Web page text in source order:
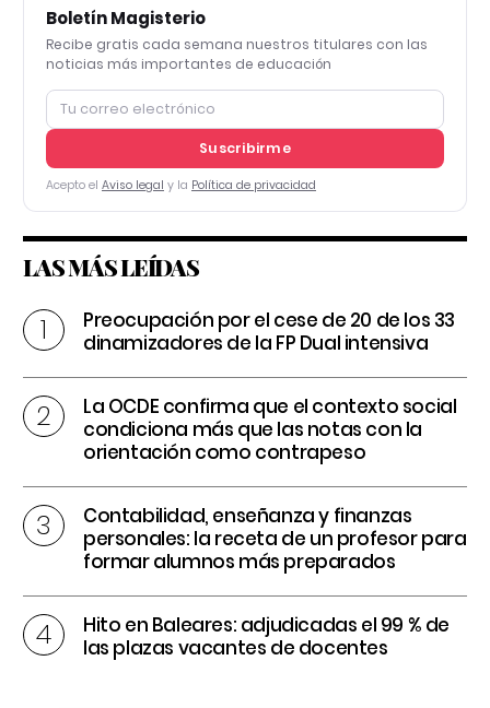
Boletín Magisterio
Recibe gratis cada semana nuestros titulares con las
noticias más importantes de educación
Suscribirme
Acepto el Aviso legal y la Política de privacidad
LAS MÁS LEÍDAS
Preocupación por el cese de 20 de los 33
dinamizadores de la FP Dual intensiva
La OCDE confirma que el contexto social
condiciona más que las notas con la
orientación como contrapeso
Contabilidad, enseñanza y finanzas
personales: la receta de un profesor para
formar alumnos más preparados
Hito en Baleares: adjudicadas el 99 % de
las plazas vacantes de docentes